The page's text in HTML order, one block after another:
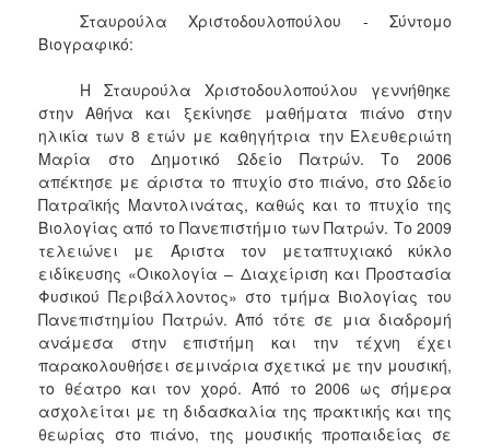
Σταυρούλα Χριστοδουλοπούλου - Σύντομο
Βιογραφικό:
Η Σταυρούλα Χριστοδουλοπούλου γεννήθηκε
στην Αθήνα και ξεκίνησε μαθήματα πιάνο στην
ηλικία των 8 ετών με καθηγήτρια την Ελευθεριώτη
Μαρία στο Δημοτικό Ωδείο Πατρών. Το 2006
απέκτησε με άριστα το πτυχίο στο πιάνο, στο Ωδείο
Πατραϊκής Μαντολινάτας, καθώς και το πτυχίο της
Βιολογίας από το Πανεπιστήμιο των Πατρών. Το 2009
τελειώνει με Άριστα τον μεταπτυχιακό κύκλο
ειδίκευσης «Οικολογία – Διαχείριση και Προστασία
Φυσικού Περιβάλλοντος» στο τμήμα Βιολογίας του
Πανεπιστημίου Πατρών. Από τότε σε μια διαδρομή
ανάμεσα στην επιστήμη και την τέχνη έχει
παρακολουθήσει σεμινάρια σχετικά με την μουσική,
το θέατρο και τον χορό. Από το 2006 ως σήμερα
ασχολείται με τη διδασκαλία της πρακτικής και της
θεωρίας στο πιάνο, της μουσικής προπαιδείας σε